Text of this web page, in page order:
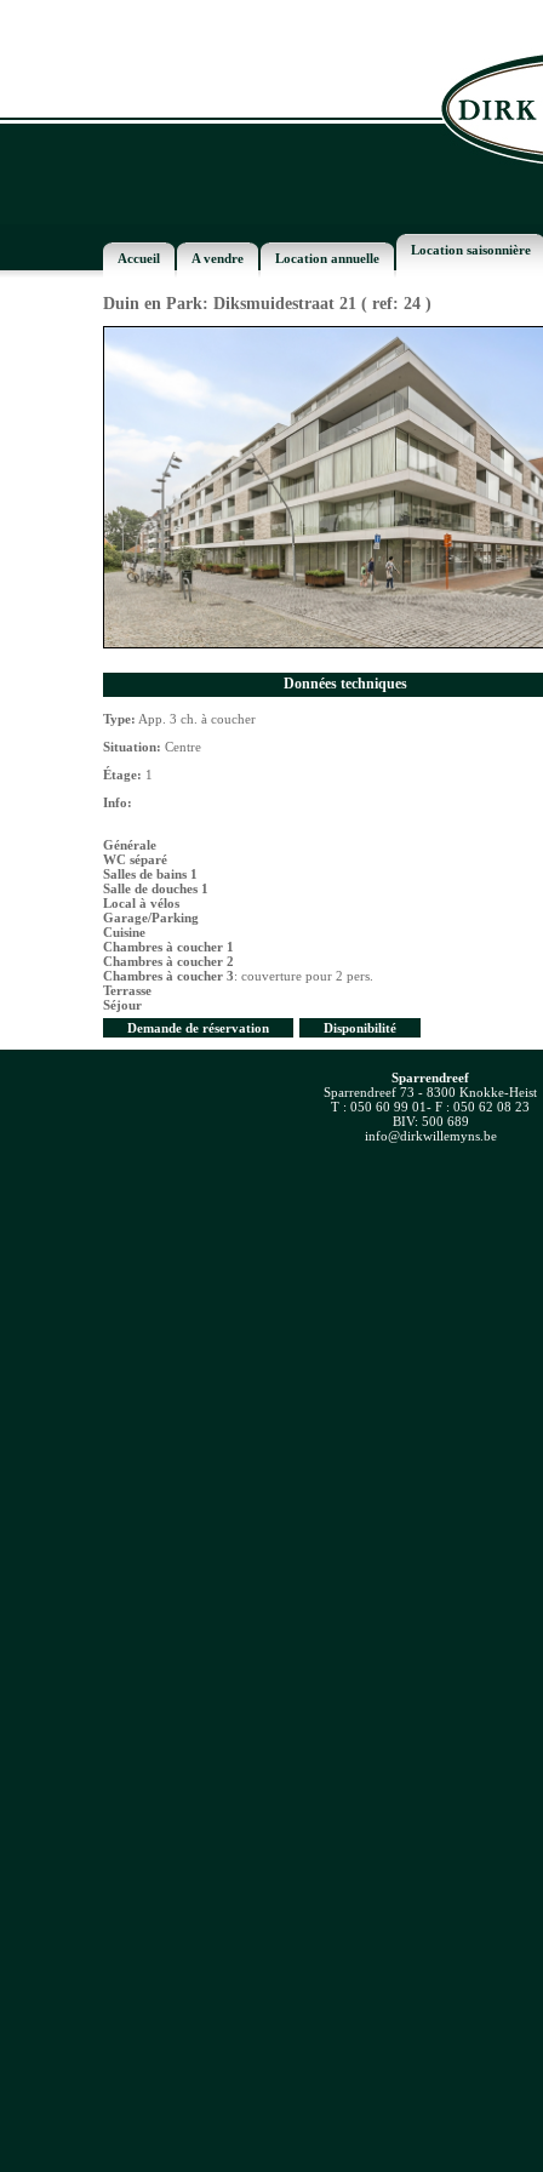
Accueil A vendre Location annuelle
Location saisonnière
Duin en Park: Diksmuidestraat 21 ( ref: 24 )
Données techniques
Type: App. 3 ch. à coucher
Situation: Centre
Étage: 1
Info:
Générale
WC séparé
Salles de bains 1
Salle de douches 1
Local à vélos
Garage/Parking
Cuisine
Chambres à coucher 1
Chambres à coucher 2
Chambres à coucher 3: couverture pour 2 pers.
Terrasse
Séjour
Demande de réservation
Disponibilité
Sparrendreef
Sparrendreef 73 - 8300 Knokke-Heist
T : 050 60 99 01- F : 050 62 08 23
BIV: 500 689
info@dirkwillemyns.be